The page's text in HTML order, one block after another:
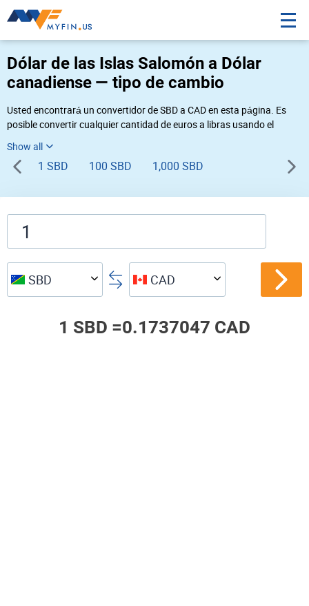
Dólar de las Islas Salomón a Dólar
canadiense — tipo de cambio
Usted encontrará un convertidor de SBD a CAD en esta página. Es
posible convertir cualquier cantidad de euros a libras usando el
usted necesita una conversión inversa, vaya al convertidor de pares
deCAD SBD.
1 SBD 100 SBD 1,000 SBD
SBD CAD
1 SBD =0.1737047 CAD